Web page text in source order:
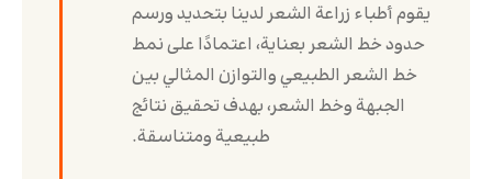
يقوم أطباء زراعة الشعر لدينا بتحديد ورسم
حدود خط الشعر بعناية، اعتمادًا على نمط
خط الشعر الطبيعي والتوازن المثالي بين
الجبهة وخط الشعر، بهدف تحقيق نتائج
طبيعية ومتناسقة.